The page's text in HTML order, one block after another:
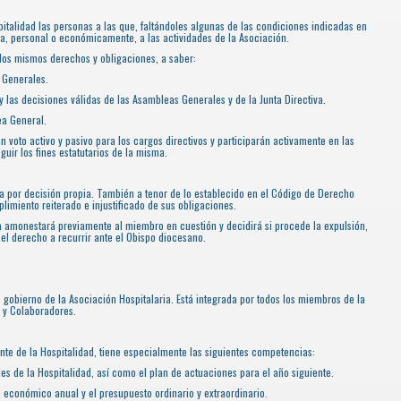
las personas a las que, faltándoles algunas de las condiciones indicadas en
personal o económicamente, a las actividades de la Asociación.
mismos derechos y obligaciones, a saber:
decisiones válidas de las Asambleas Generales y de la Junta Directiva.
General.
voto activo y pasivo para los cargos directivos y participarán activamente en las
los fines estatutarios de la misma.
por decisión propia. También a tenor de lo establecido en el Código de Derecho
reiterado e injustificado de sus obligaciones.
previamente al miembro en cuestión y decidirá si procede la expulsión,
derecho a recurrir ante el Obispo diocesano.
de la Asociación Hospitalaria. Está integrada por todos los miembros de la
Colaboradores.
de la Hospitalidad, tiene especialmente las siguientes competencias:
de la Hospitalidad, así como el plan de actuaciones para el año siguiente.
anual y el presupuesto ordinario y extraordinario.